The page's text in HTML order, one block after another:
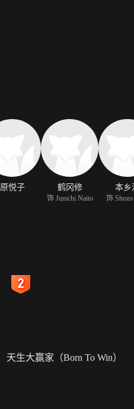
原悦子 鹤冈修
饰 Junichi Naito
本乡
饰
天生大赢家（Born To Win）